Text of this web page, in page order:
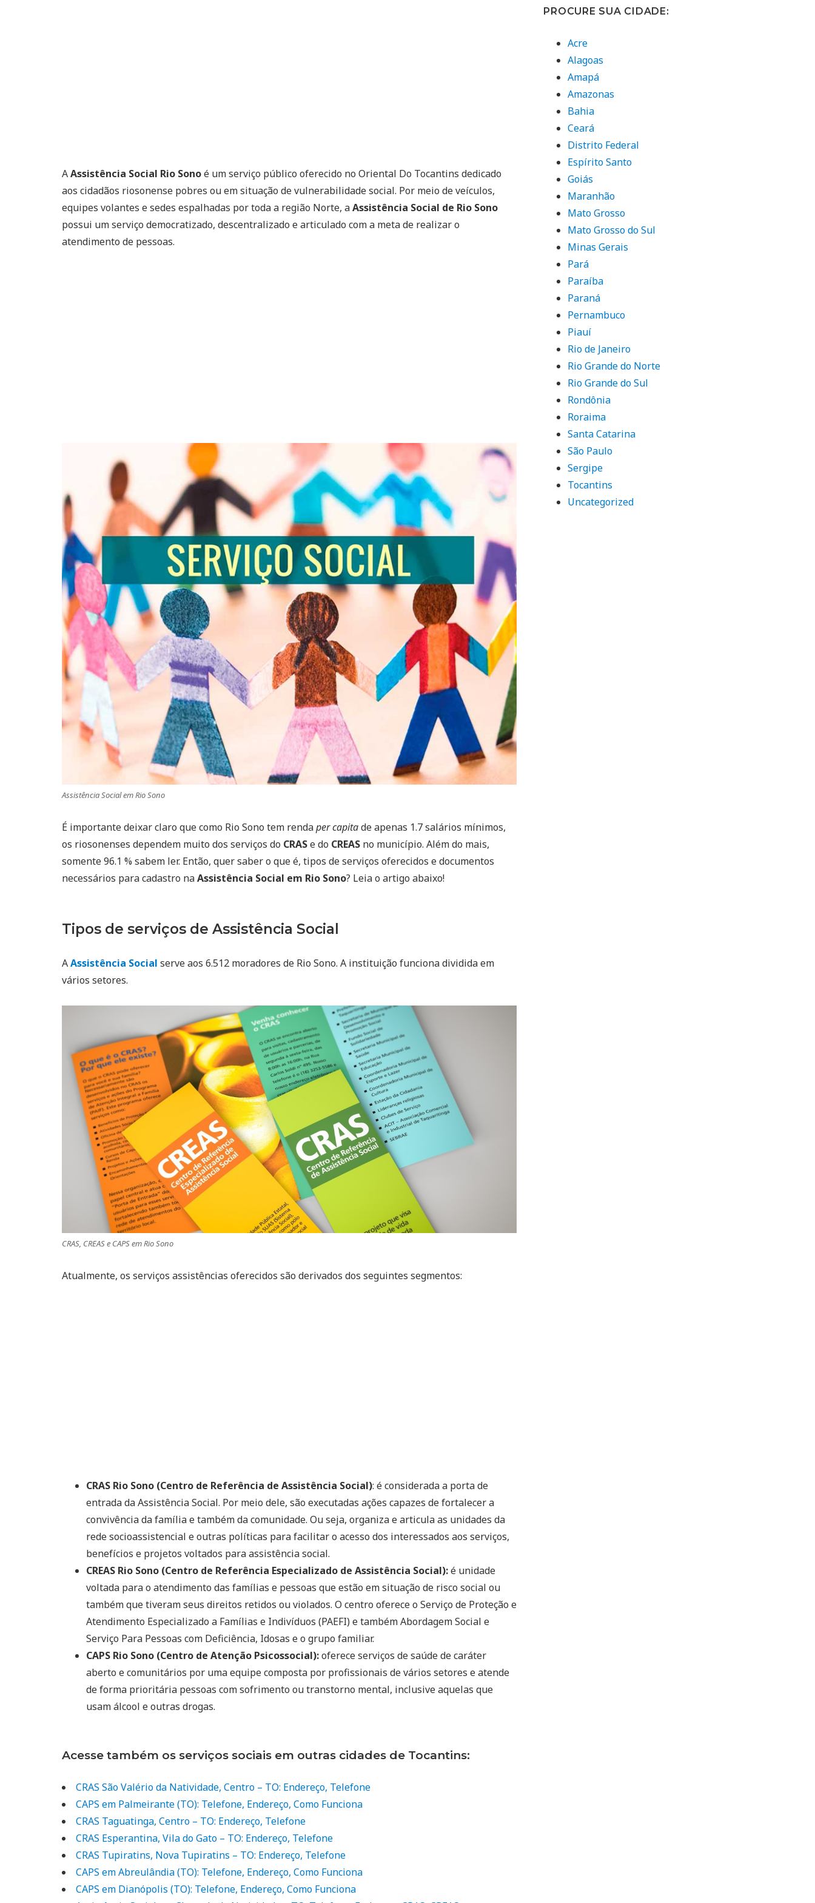
AAssistência Social Rio Sonoé um serviço público oferecido no Oriental Do Tocantins dedicado
aos cidadãos riosonense pobres ou em situação de vulnerabilidade social. Por meio de veículos,
equipes volantes e sedes espalhadas por toda a região Norte, aAssistência Social de Rio Sono
possui um serviço democratizado, descentralizado e articulado com a meta de realizar o
atendimento de pessoas.
Assistência Social em Rio Sono
É importante deixar claro que como Rio Sono tem rendaper capitade apenas 1.7 salários mínimos,
os riosonenses dependem muito dos serviços do CRASe do CREAS no município. Além do mais,
somente 96.1 % sabem ler. Então, quer saber o que é, tipos de serviços oferecidos e documentos
necessários para cadastro naAssistência Social em Rio Sono? Leia o artigo abaixo!
Tipos de serviços de Assistência Social
AAssistência Social serve aos 6.512 moradores de Rio Sono. A instituição funciona dividida em
vários setores.
CRAS, CREAS e CAPS em Rio Sono
Atualmente, os serviços assistências oferecidos são derivados dos seguintes segmentos:
CRAS Rio Sono (Centro de Referência de Assistência Social): é considerada a porta de
entrada da Assistência Social. Por meio dele, são executadas ações capazes de fortalecer a
convivência da família e também da comunidade. Ou seja, organiza e articula as unidades da
rede socioassistencial e outras políticas para facilitar o acesso dos interessados aos serviços,
benefícios e projetos voltados para assistência social.
CREAS Rio Sono (Centro de Referência Especializado de Assistência Social):é unidade
voltada para o atendimento das famílias e pessoas que estão em situação de risco social ou
também que tiveram seus direitos retidos ou violados. O centro oferece o Serviço de Proteção e
Atendimento Especializado a Famílias e Indivíduos (PAEFI) e também Abordagem Social e
Serviço Para Pessoas com Deficiência, Idosas e o grupo familiar.
CAPS Rio Sono (Centro de Atenção Psicossocial):oferece serviços de saúde de caráter
aberto e comunitários por uma equipe composta por profissionais de vários setores e atende
de forma prioritária pessoas com sofrimento ou transtorno mental, inclusive aquelas que
usam álcool e outras drogas.
Acesse também os serviços sociais em outras cidades de Tocantins:
CRAS São Valério da Natividade, Centro – TO: Endereço, Telefone
CAPS em Palmeirante (TO): Telefone, Endereço, Como Funciona
CRAS Taguatinga, Centro – TO: Endereço, Telefone
CRAS Esperantina, Vila do Gato – TO: Endereço, Telefone
CRAS Tupiratins, Nova Tupiratins – TO: Endereço, Telefone
CAPS em Abreulândia (TO): Telefone, Endereço, Como Funciona
CAPS em Dianópolis (TO): Telefone, Endereço, Como Funciona
PROCURE SUA CIDADE:
Acre
Alagoas
Amapá
Amazonas
Bahia
Ceará
Distrito Federal
Espírito Santo
Goiás
Maranhão
Mato Grosso
Mato Grosso do Sul
Minas Gerais
Pará
Paraíba
Paraná
Pernambuco
Piauí
Rio de Janeiro
Rio Grande do Norte
Rio Grande do Sul
Rondônia
Roraima
Santa Catarina
São Paulo
Sergipe
Tocantins
Uncategorized